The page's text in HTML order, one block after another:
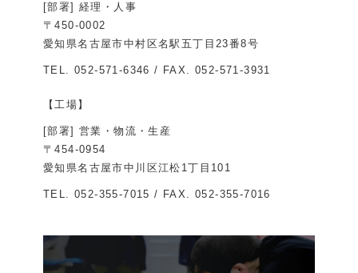
[部署] 経理・人事
〒450-0002
愛知県名古屋市中村区名駅五丁目23番8号
TEL. 052-571-6346 / FAX. 052-571-3931
【工場】
[部署] 営業・物流・生産
〒454-0954
愛知県名古屋市中川区江松1丁目101
TEL. 052-355-7015 / FAX. 052-355-7016